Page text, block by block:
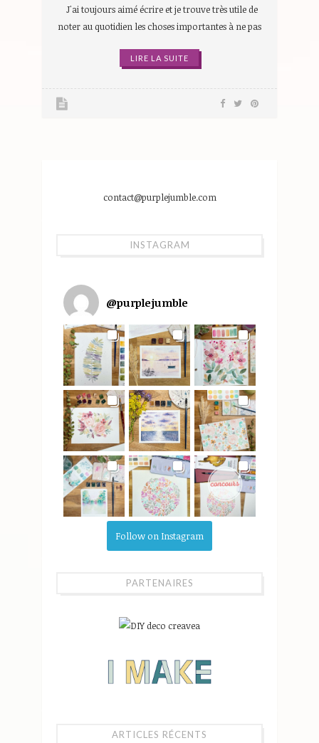
J'ai toujours aimé écrire et je trouve très utile de
noter au quotidien les choses importantes à ne pas
LIRE LA SUITE
contact@purplejumble.com
INSTAGRAM
@purplejumble
Follow on Instagram
PARTENAIRES
ARTICLES RÉCENTS